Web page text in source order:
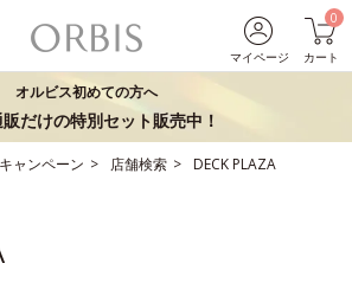
マイページ
0
カート
オルビス初めての方へ
だけの特別セット販売中！
ャンペーン 店舗検索 DECK PLAZA